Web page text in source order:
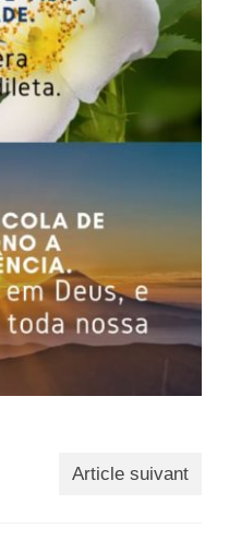
Article suivant